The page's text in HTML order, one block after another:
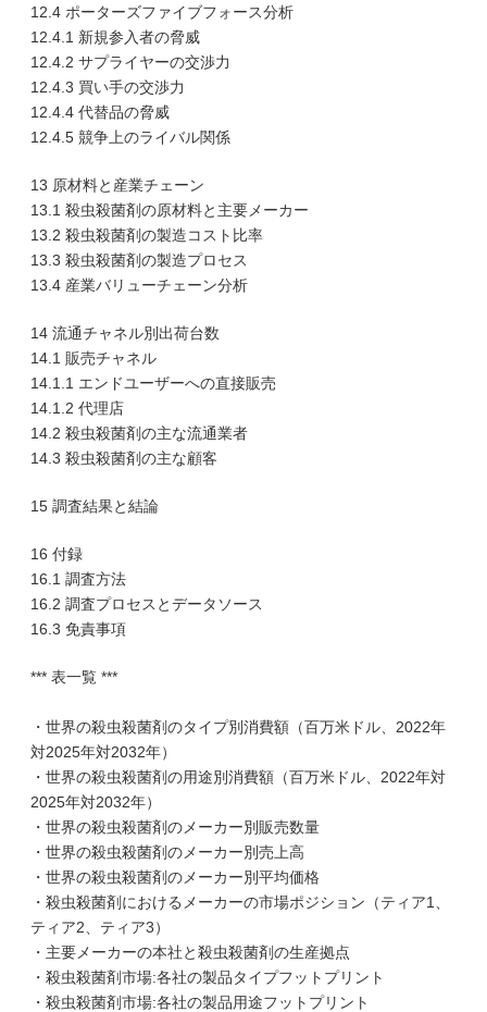
12.4 ポーターズファイブフォース分析
12.4.1 新規参入者の脅威
12.4.2 サプライヤーの交渉力
12.4.3 買い手の交渉力
12.4.4 代替品の脅威
12.4.5 競争上のライバル関係
13 原材料と産業チェーン
13.1 殺虫殺菌剤の原材料と主要メーカー
13.2 殺虫殺菌剤の製造コスト比率
13.3 殺虫殺菌剤の製造プロセス
13.4 産業バリューチェーン分析
14 流通チャネル別出荷台数
14.1 販売チャネル
14.1.1 エンドユーザーへの直接販売
14.1.2 代理店
14.2 殺虫殺菌剤の主な流通業者
14.3 殺虫殺菌剤の主な顧客
15 調査結果と結論
16 付録
16.1 調査方法
16.2 調査プロセスとデータソース
16.3 免責事項
*** 表一覧 ***
・世界の殺虫殺菌剤のタイプ別消費額（百万米ドル、2022年
対2025年対2032年）
・世界の殺虫殺菌剤の用途別消費額（百万米ドル、2022年対
2025年対2032年）
・世界の殺虫殺菌剤のメーカー別販売数量
・世界の殺虫殺菌剤のメーカー別売上高
・世界の殺虫殺菌剤のメーカー別平均価格
・殺虫殺菌剤におけるメーカーの市場ポジション（ティア1、
ティア2、ティア3）
・主要メーカーの本社と殺虫殺菌剤の生産拠点
・殺虫殺菌剤市場:各社の製品タイプフットプリント
・殺虫殺菌剤市場:各社の製品用途フットプリント